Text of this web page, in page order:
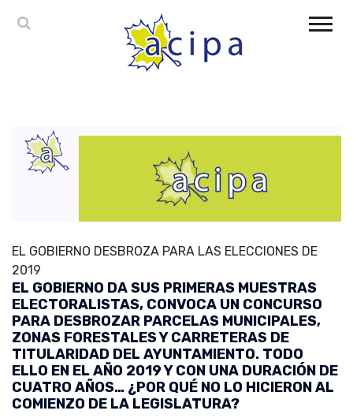
EL GOBIERNO DESBROZA PARA LAS ELECCIONES DE
2019
EL GOBIERNO DA SUS PRIMERAS MUESTRAS
ELECTORALISTAS, CONVOCA UN CONCURSO
PARA DESBROZAR PARCELAS MUNICIPALES,
ZONAS FORESTALES Y CARRETERAS DE
TITULARIDAD DEL AYUNTAMIENTO. TODO
ELLO EN EL AÑO 2019 Y CON UNA DURACIÓN DE
CUATRO AÑOS… ¿POR QUÉ NO LO HICIERON AL
COMIENZO DE LA LEGISLATURA?